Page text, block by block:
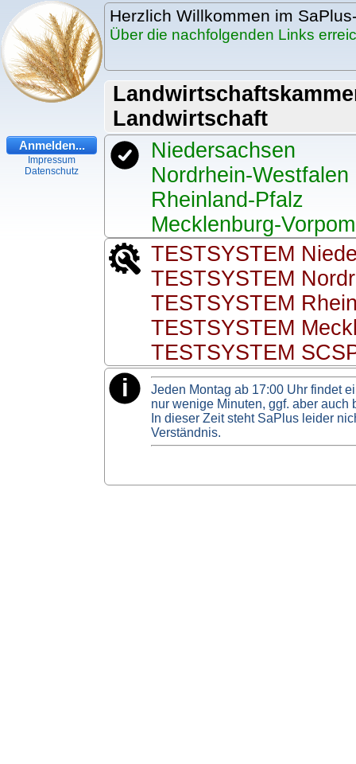
Anmelden...
Impressum
Datenschutz
Herzlich Willkommen im
Über die nachfolgenden Links
Landwirtschaft
Niedersachsen
Nordrhein-Westfalen
Rheinland-Pfalz
Mecklenburg-
TESTSYSTEM
TESTSYSTEM
TESTSYSTEM
TESTSYSTEM
TESTSYSTEM
Jeden Montag ab 17:00 Uhr findet
nur wenige Minuten, ggf. aber auch
In dieser Zeit steht SaPlus leider
Verständnis.